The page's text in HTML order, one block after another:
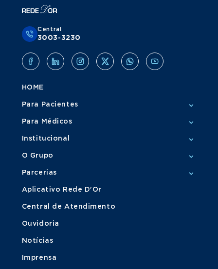
Central
3003-3230
HOME
Para Pacientes
Para Médicos
Institucional
O Grupo
Parcerias
Aplicativo Rede D'Or
Central de Atendimento
Ouvidoria
Notícias
Imprensa